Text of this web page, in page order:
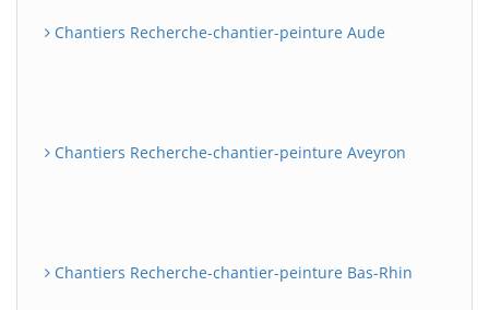
Chantiers Recherche-chantier-peinture Aude
Chantiers Recherche-chantier-peinture Aveyron
Chantiers Recherche-chantier-peinture Bas-Rhin